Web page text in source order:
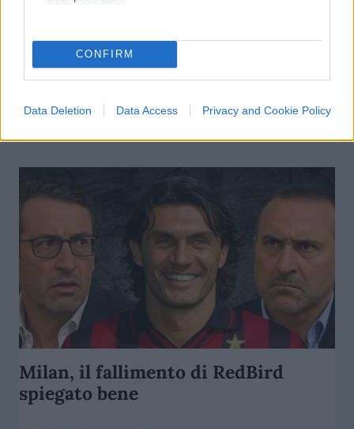
CONFIRM
Data Deletion Data Access Privacy and Cookie Policy
Juventus, archiviata l’inchiesta sul
bilancio. E ora?
di Enrico Foscarini
6 Giugno 2026, 12:00
5.5k
Milan, il fallimento di RedBird
spiegato bene